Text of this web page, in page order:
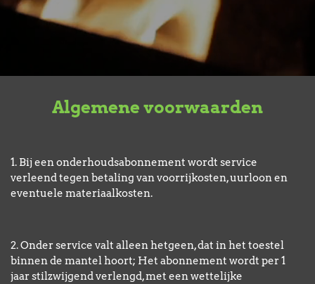
Algemene voorwaarden
1. Bij een onderhoudsabonnement wordt service
verleend tegen betaling van voorrijkosten, uurloon en
eventuele materiaalkosten.
2. Onder service valt alleen hetgeen, dat in het toestel
binnen de mantel hoort; Het abonnement wordt per 1
jaar stilzwijgend verlengd, met een wettelijke